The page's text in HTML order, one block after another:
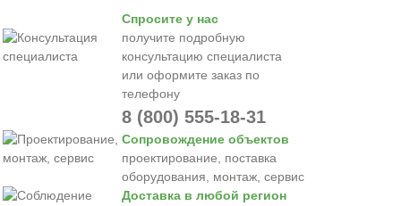
Спросите у нас
получите подробную
консультацию специалиста
или оформите заказ по
телефону
8 (800) 555-18-31
Сопровождение объектов
проектирование, поставка
оборудования, монтаж, сервис
Доставка в любой регион